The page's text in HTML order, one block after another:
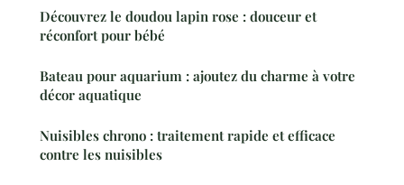
Découvrez le doudou lapin rose : douceur et
réconfort pour bébé
Bateau pour aquarium : ajoutez du charme à votre
décor aquatique
Nuisibles chrono : traitement rapide et efficace
contre les nuisibles